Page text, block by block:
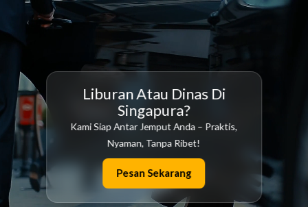
Liburan Atau Dinas Di
Singapura?
Kami Siap Antar Jemput Anda – Praktis,
Nyaman, Tanpa Ribet!
Pesan Sekarang